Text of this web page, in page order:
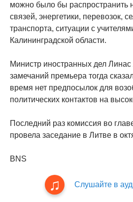
можно было бы распространить
связей, энергетики, перевозок,
транспорта, ситуации с
Калининградской области.
Министр иностранных дел
замечаний премьера тогда
время нет предпосылок для
политических контактов на
Последний раз комиссия во
провела заседание в Литве в
BNS
Слушайте в